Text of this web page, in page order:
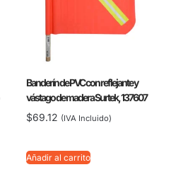
Banderín de PVC con reflejante y
vástago de madera Surtek, 137607
$69.12 (IVA Incluido)
Añadir al carrito